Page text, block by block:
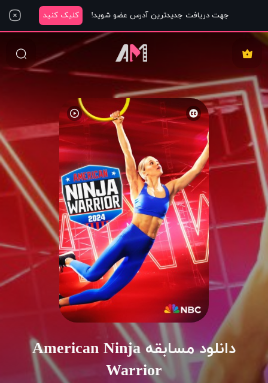
جهت دریافت جدیدترین آدرس عضو شوید! کلیک کنید
دانلود مسابقه American Ninja
Warrior